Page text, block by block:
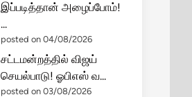
இப்படித்தான் அழைப்போம்!
...
posted on 04/08/2026
சட்டமன்றத்தில் விஜய்
செயல்பாடு! ஓபிஎஸ் வ...
posted on 03/08/2026